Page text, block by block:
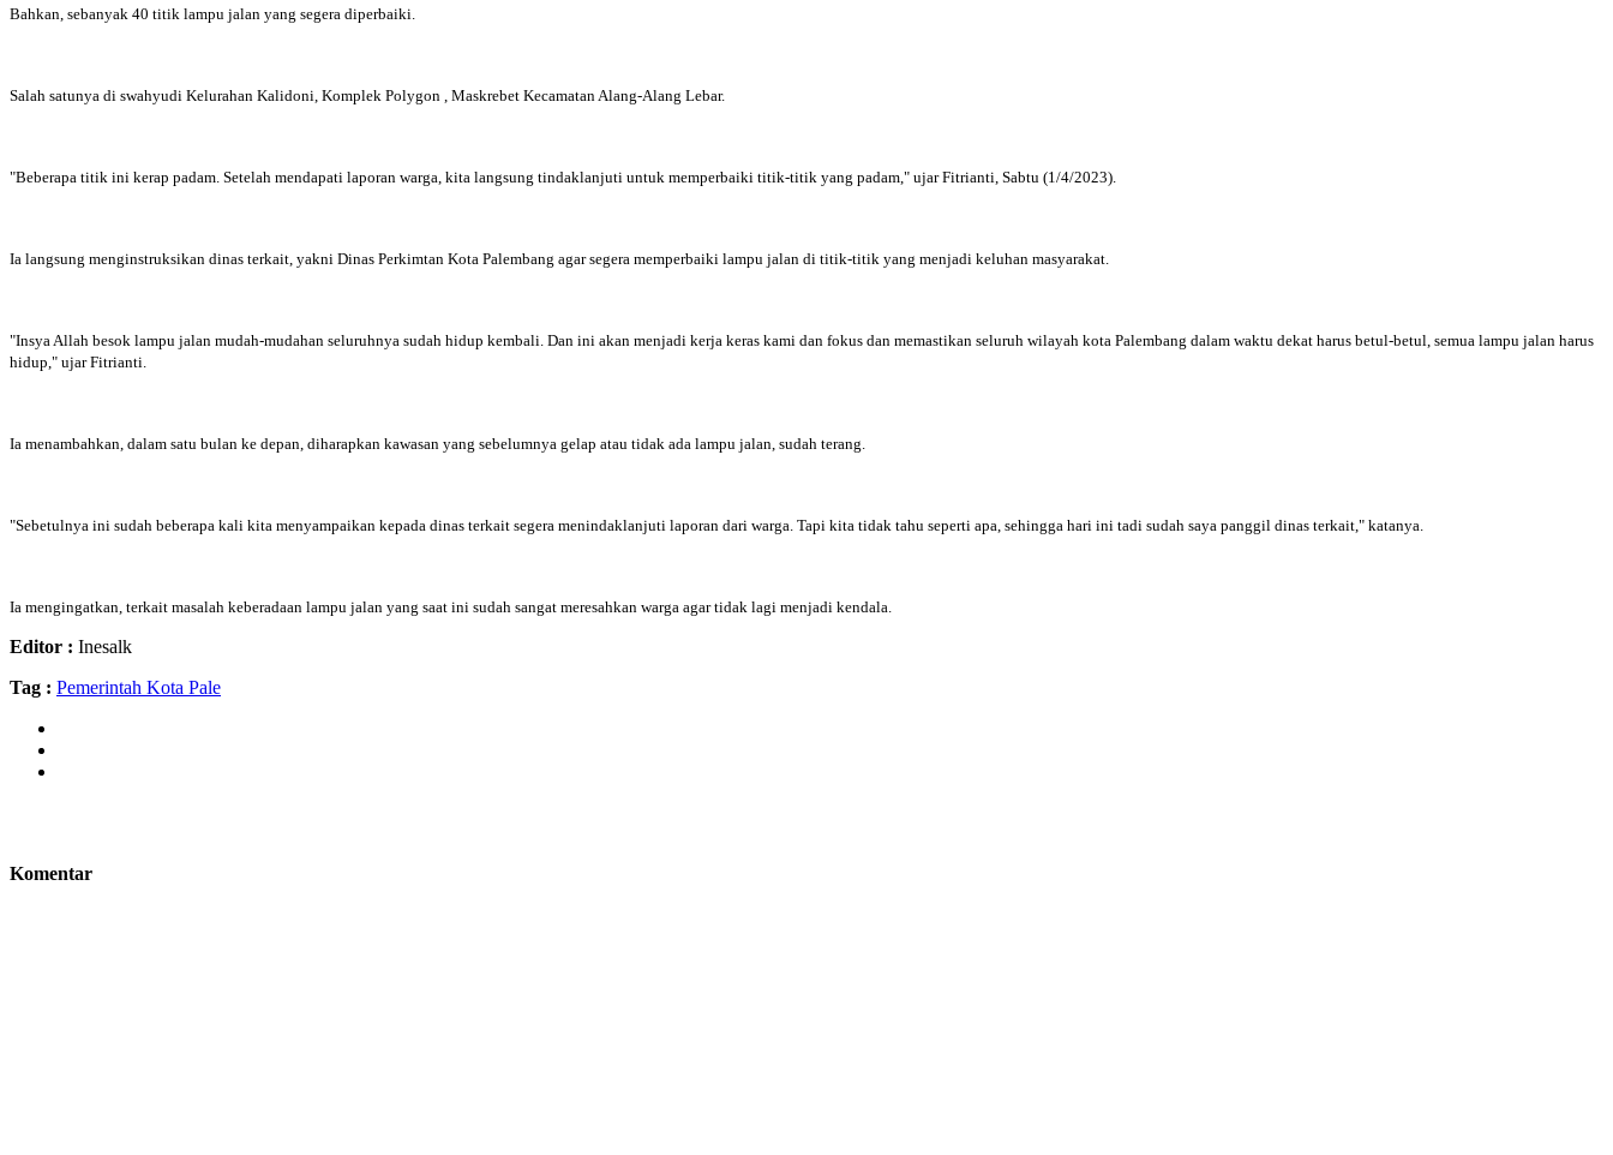
Bahkan, sebanyak 40 titik lampu jalan yang segera diperbaiki.
Salah satunya di swahyudi Kelurahan Kalidoni, Komplek Polygon , Maskrebet Kecamatan Alang-Alang Lebar.
"Beberapa titik ini kerap padam. Setelah mendapati laporan warga, kita langsung tindaklanjuti untuk memperbaiki titik-titik yang padam," ujar Fitrianti, Sabtu (1/4/2023).
Ia langsung menginstruksikan dinas terkait, yakni Dinas Perkimtan Kota Palembang agar segera memperbaiki lampu jalan di titik-titik yang menjadi keluhan masyarakat.
"Insya Allah besok lampu jalan mudah-mudahan seluruhnya sudah hidup kembali. Dan ini akan menjadi kerja keras kami dan fokus dan memastikan seluruh wilayah kota Palembang dalam waktu dekat harus betul-betul, semua lampu jalan harus
hidup," ujar Fitrianti.
Ia menambahkan, dalam satu bulan ke depan, diharapkan kawasan yang sebelumnya gelap atau tidak ada lampu jalan, sudah terang.
"Sebetulnya ini sudah beberapa kali kita menyampaikan kepada dinas terkait segera menindaklanjuti laporan dari warga. Tapi kita tidak tahu seperti apa, sehingga hari ini tadi sudah saya panggil dinas terkait," katanya.
Ia mengingatkan, terkait masalah keberadaan lampu jalan yang saat ini sudah sangat meresahkan warga agar tidak lagi menjadi kendala.
Editor : Inesalk
Tag : Pemerintah Kota Pale
Komentar